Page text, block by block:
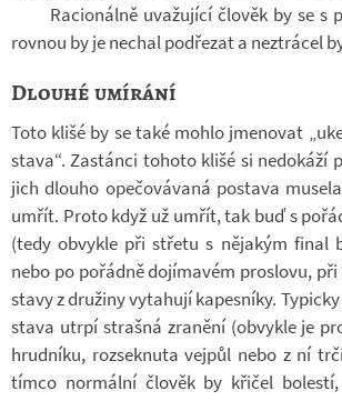
Ra­ci­o­nálně uva­žu­jící člo­věk by se s
rov­nou by je ne­chal pod­ře­zat a ne­ztrá­cel
Dlouhé umírání
Toto klišé by se také mohlo jme­no­vat
stava“. Za­stánci to­hoto klišé si ne­do­káží
jich dlouho ope­čo­vá­vaná po­stava
umřít. Proto když už umřít, tak buď s
(tedy ob­vykle při střetu s ně­ja­kým final
nebo po po­řádně do­jí­ma­vém pro­slovu,
stavy z dru­žiny vy­ta­hují ka­pes­níky.
stava utrpí strašná zra­nění (ob­vykle je
hrud­níku, roz­sek­nuta vej­půl nebo z ní
tímco nor­mální člo­věk by kři­čel